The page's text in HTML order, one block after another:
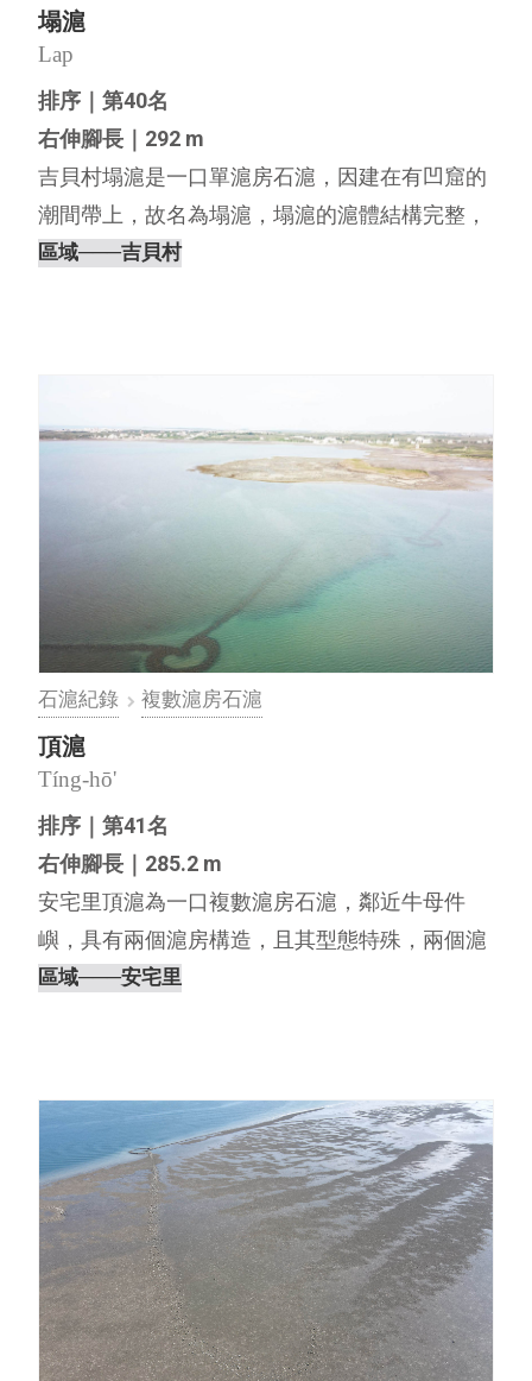
塌滬
Lap
排序｜第40名
右伸腳長｜292 m
吉貝村塌滬是一口單滬房石滬，因建在有凹窟的
潮間帶上，故名為塌滬，塌滬的滬體結構完整，
具有一個魚井構造，且左右伸腳都未與陸地相
區域───吉貝村
石滬紀錄 複數滬房石滬
頂滬
Tíng-hō'
排序｜第41名
右伸腳長｜285.2 m
安宅里頂滬為一口複數滬房石滬，鄰近牛母件
嶼，具有兩個滬房構造，且其型態特殊，兩個滬
房並不是在同一條伸腳上，而是類似兩個單滬房
區域───安宅里